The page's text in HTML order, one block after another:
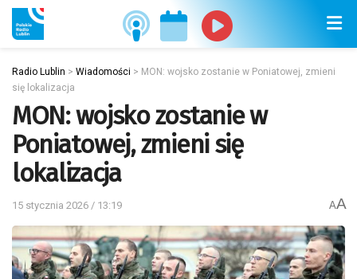
Radio Lublin > Wiadomości > MON: wojsko zostanie w Poniatowej, zmieni
się lokalizacja
MON: wojsko zostanie w
Poniatowej, zmieni się
lokalizacja
15 stycznia 2026 / 13:19 AA